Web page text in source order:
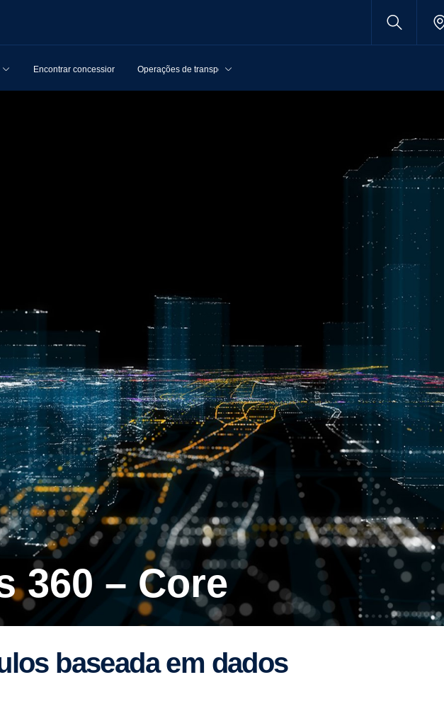
Encontrar concessionários Operações de transporte
360 – Core